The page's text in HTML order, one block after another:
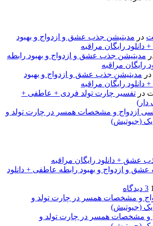
در مدیتیشن جذب عشق و ازدواج و بهبود
رایگان مراقبه
مدیتیشن جذب عشق و ازدواج و بهبود رابطه
رایگان مراقبه
در مدیتیشن جذب عشق و ازدواج و بهبود
رایگان مراقبه
در تفسیر چارت تولد فردی + عاطفی +
دار)
ازدواج و مشخصات همسر در چارت تولد و
(جیوتیش)
و ازدواج و بهبود رابطه عاطفی + دانلود
3 دیدگاه
و مشخصات همسر در چارت تولد و